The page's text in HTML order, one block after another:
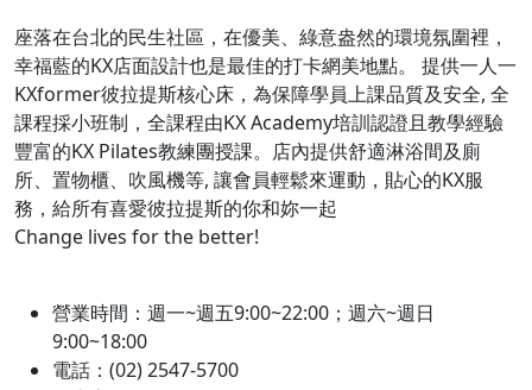
座落在台北的民生社區，在優美、綠意盎然的環境氛圍裡，
幸福藍的KX店面設計也是最佳的打卡網美地點。 提供一人一
KXformer彼拉提斯核心床，為保障學員上課品質及安全, 全
課程採小班制，全課程由KX Academy培訓認證且教學經驗
豐富的KX Pilates教練團授課。店內提供舒適淋浴間及廁
所、置物櫃、吹風機等, 讓會員輕鬆來運動，貼心的KX服
務，給所有喜愛彼拉提斯的你和妳一起
Change lives for the better!
營業時間：週一~週五9:00~22:00；週六~週日
9:00~18:00
電話：(02) 2547-5700